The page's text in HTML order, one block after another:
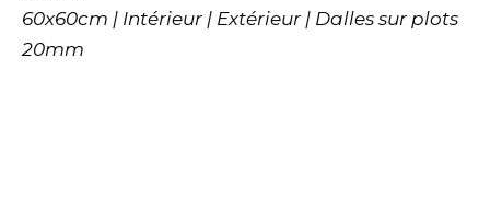
60x60cm | Intérieur | Extérieur | Dalles sur plots
20mm